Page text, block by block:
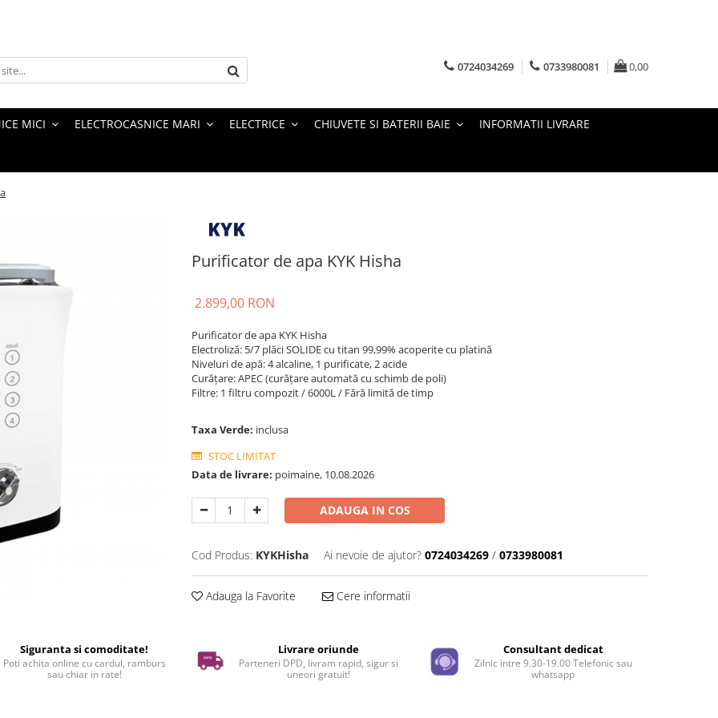
0724034269 0733980081 0,00
MICI ELECTROCASNICE MARI ELECTRICE CHIUVETE SI BATERII BAIE INFORMATII LIVRARE
Purificator de apa KYK Hisha
2.899,00 RON
Purificator de apa KYK Hisha
Electroliză: 5/7 plăci SOLIDE cu titan 99,99% acoperite cu platină
Niveluri de apă: 4 alcaline, 1 purificate, 2 acide
Curățare: APEC (curățare automată cu schimb de poli)
Filtre: 1 filtru compozit / 6000L / Fără limită de timp
Taxa Verde: inclusa
STOC LIMITAT
Data de livrare: poimaine, 10.08.2026
ADAUGA IN COS
Cod Produs: KYKHisha Ai nevoie de ajutor? 0724034269 / 0733980081
Adauga la Favorite Cere informatii
Siguranta si comoditate!
Poti achita online cu cardul, ramburs
sau chiar in rate!
Livrare oriunde
Parteneri DPD, livram rapid, sigur si
uneori gratuit!
Consultant dedicat
Zilnic intre 9.30-19.00 Telefonic sau
whatsapp